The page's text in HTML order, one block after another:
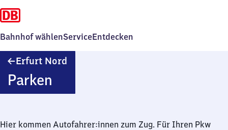
Bahnhof wählenServiceEntdecken
Erfurt Nord
Parken
Hier kommen Autofahrer:innen zum Zug. Für Ihren Pkw